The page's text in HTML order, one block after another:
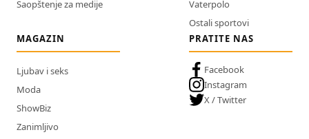
Saopštenje za medije
Vaterpolo
Ostali sportovi
MAGAZIN
Ljubav i seks
Moda
ShowBiz
Zanimljivo
PRATITE NAS
Facebook
Instagram
X / Twitter